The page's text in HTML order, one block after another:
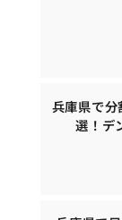
兵庫県で
選！デ